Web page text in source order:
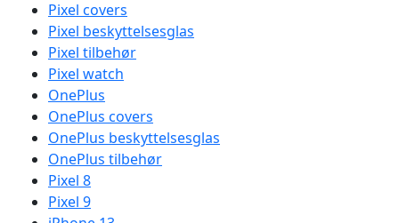
Pixel covers
Pixel beskyttelsesglas
Pixel tilbehør
Pixel watch
OnePlus
OnePlus covers
OnePlus beskyttelsesglas
OnePlus tilbehør
Pixel 8
Pixel 9